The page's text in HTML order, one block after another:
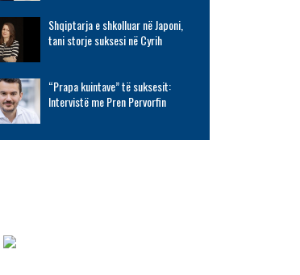
Shqiptarja e shkolluar në Japoni,
tani storje suksesi në Cyrih
“Prapa kuintave” të suksesit:
Intervistë me Pren Pervorfin